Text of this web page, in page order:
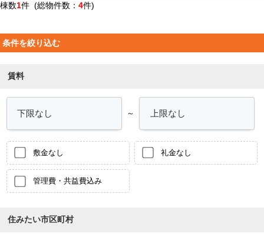
棟数1件 (総物件数： 4件)
条件を絞り込む
賃料
～
敷金なし 礼金なし
管理費・共益費込み
住みたい市区町村